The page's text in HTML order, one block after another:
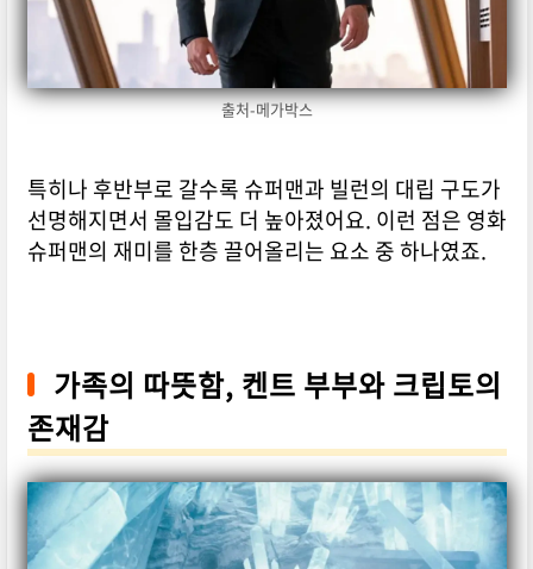
출처-메가박스
특히나 후반부로 갈수록 슈퍼맨과 빌런의 대립 구도가
선명해지면서 몰입감도 더 높아졌어요. 이런 점은 영화
슈퍼맨의 재미를 한층 끌어올리는 요소 중 하나였죠.
가족의 따뜻함, 켄트 부부와 크립토의
존재감